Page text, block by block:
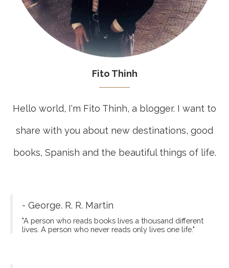
Fito Thinh
Hello world, I'm Fito Thinh, a blogger. I want to
share with you about new destinations, good
books, Spanish and the beautiful things of life.
- George. R. R. Martin
"A person who reads books lives a thousand different
lives. A person who never reads only lives one life."